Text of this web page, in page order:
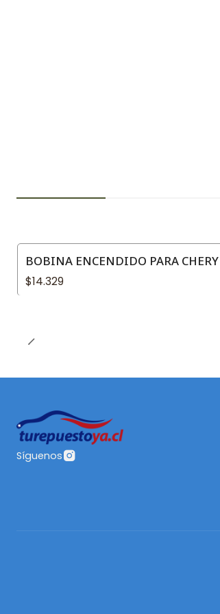
BOBINA ENCENDIDO PARA
$14.329
Síguenos